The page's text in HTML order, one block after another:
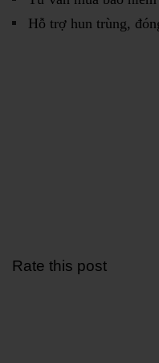
Hỗ trợ hun trùng,
Rate this post